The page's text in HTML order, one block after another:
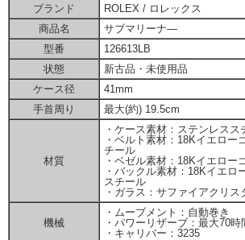
ブランド
ROLEX / ロレックス
商品名
サブマリーナ―
型番
126613LB
状態
新古品・未使用品
ケース径
41mm
手首周り
最大(約) 19.5cm
材質
・ケース素材：ステンレスス
・ベルト素材：18Kイエロー
チール
・ベゼル素材：18Kイエロー
・バックル素材：18Kイエロ
スチール
・ガラス：サファイアクリス
機械
・ムーブメント：自動巻き
・パワーリザーブ：最大70時
・キャリバー：3235